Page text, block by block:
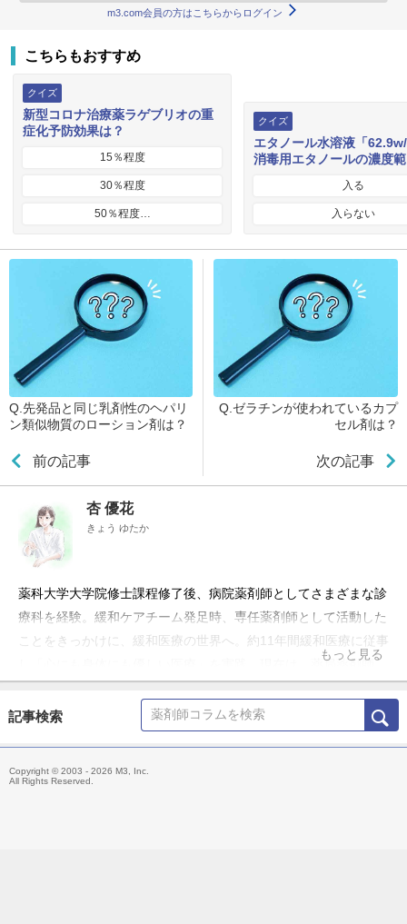
m3.com会員の方はこちらからログイン
こちらもおすすめ
クイズ
新型コロナ治療薬ラゲブリオの重
症化予防効果は？
15％程度
30％程度
50％程度…
クイズ
エタノール水溶液「
消毒用エタノールの濃度
入る
入らない
Q.先発品と同じ乳剤性のヘパリ
ン類似物質のローション剤は？
前の記事
Q.ゼラチンが使われているカプ
セル剤は？
次の記事
杏 優花
きょう ゆたか
薬科大学大学院修士課程修了後、病院薬剤師としてさまざまな診
療科を経験。緩和ケアチーム発足時、専任薬剤師として活動した
ことをきっかけに、緩和医療の世界へ。約11年間緩和医療に従事
し「心にも身体にも優しい医療」を実践。現在は、薬局薬剤師、
臨床経験で培われたリサーチ力、共感力をベースに、読者が今日
（杏）も心豊か（優花）に過ごせるよう、正確かつ心に寄り添う
もっと見る
記事検索
Copyright © 2003 - 2026 M3, Inc.
All Rights Reserved.